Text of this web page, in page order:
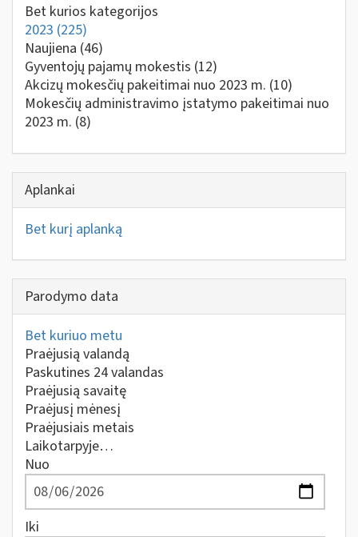
Bet kurios kategorijos
2023 (225)
Naujiena (46)
Gyventojų pajamų mokestis (12)
Akcizų mokesčių pakeitimai nuo 2023 m. (10)
Mokesčių administravimo įstatymo pakeitimai nuo
2023 m. (8)
Aplankai
Bet kurį aplanką
Parodymo data
Bet kuriuo metu
Praėjusią valandą
Paskutines 24 valandas
Praėjusią savaitę
Praėjusį mėnesį
Praėjusiais metais
Laikotarpyje…
Nuo
Iki